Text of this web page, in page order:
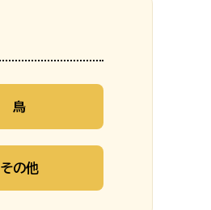
鳥
その他